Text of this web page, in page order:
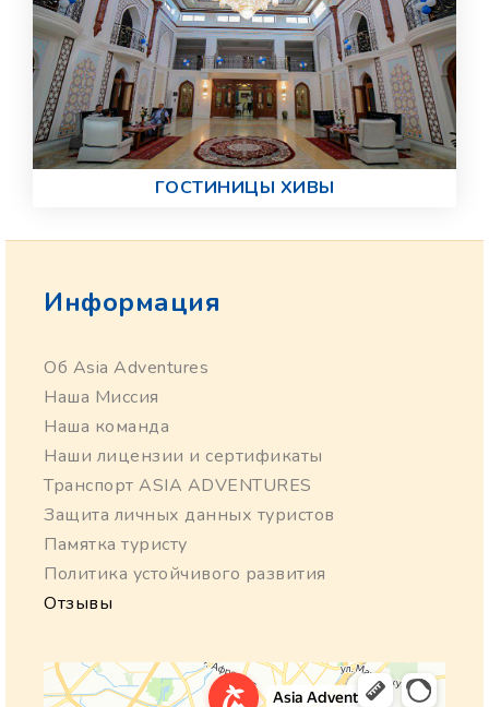
ГОСТИНИЦЫ ХИВЫ
Информация
Об Asia Adventures
Наша Миссия
Наша команда
Наши лицензии и сертификаты
Транспорт ASIA ADVENTURES
Защита личных данных туристов
Памятка туристу
Политика устойчивого развития
Отзывы